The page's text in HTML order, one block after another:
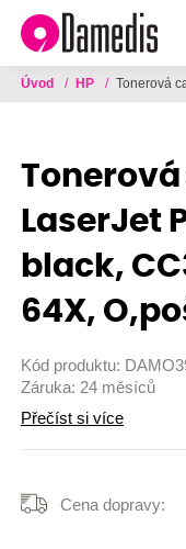
Úvod / HP /
LaserJet
black,
64X,
Kód produktu:
Záruka: 24 měsíců
Přečíst si více
Cena dopravy: